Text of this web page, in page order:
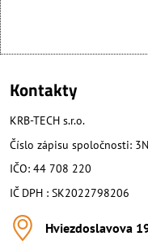
Kontakty
KRB-TECH s.r.o.
Číslo zápisu spoločnosti:
IČO: 44 708 220
IČ DPH : SK2022798206
Hviezdoslavova